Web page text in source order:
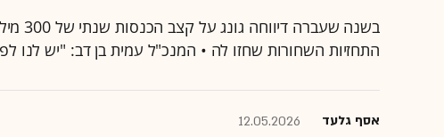
בשנה
התחזיות השחורות שחזו לה • המנכ"ל עמית בן דב: "יש לנו לפחות 500 מהנדסים שעובדים על
אסף גלעד 12.05.2026